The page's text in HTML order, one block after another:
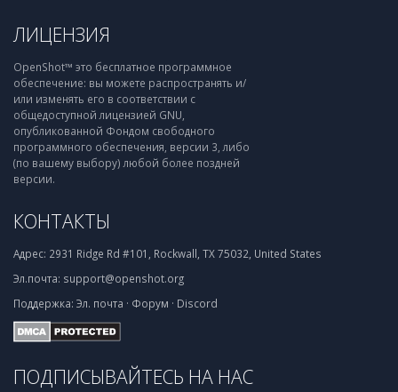
ЛИЦЕНЗИЯ
OpenShot™ это бесплатное программное
обеспечение: вы можете распространять и/
или изменять его в соответствии с
общедоступной лицензией GNU,
опубликованной Фондом свободного
программного обеспечения, версии 3, либо
(по вашему выбору) любой более поздней
версии.
КОНТАКТЫ
Адрес: 2931 Ridge Rd #101, Rockwall, TX 75032, United States
Эл.почта: support@openshot.org
Поддержка: Эл. почта · Форум · Discord
ПОДПИСЫВАЙТЕСЬ НА НАС